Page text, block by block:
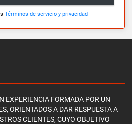
Términos de servicio y privacidad
EXPERIENCIA FORMADA POR UN
ORIENTADOS A DAR RESPUESTA A
CLIENTES, CUYO OBJETIVO